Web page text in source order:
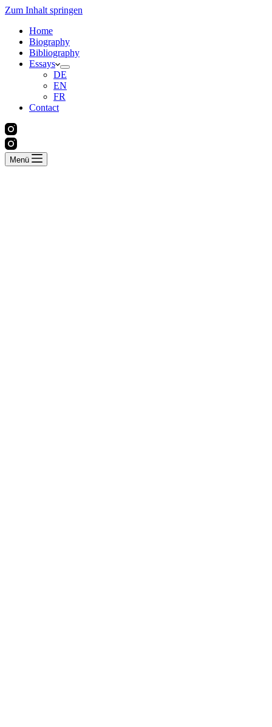
Zum Inhalt springen
Home
Biography
Bibliography
Essays
DE
EN
FR
Contact
Menü